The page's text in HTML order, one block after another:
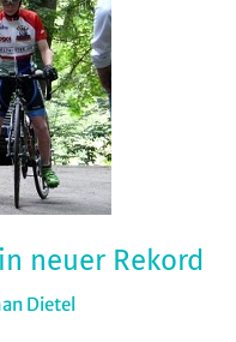
neuer Rekord
Dietel